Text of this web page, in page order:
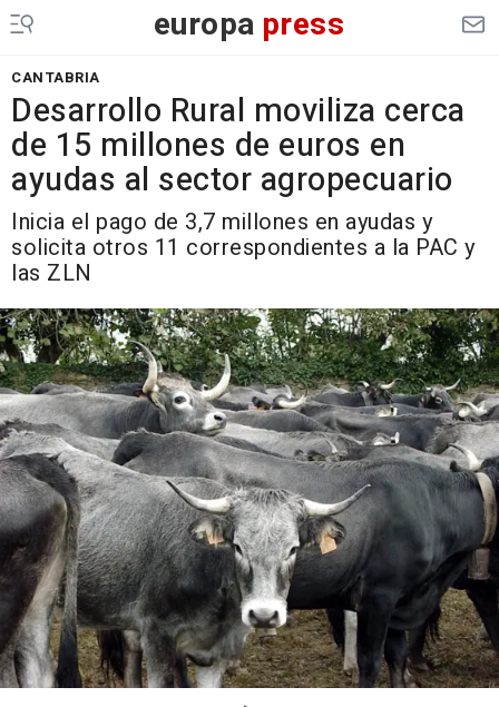
europa press
CANTABRIA
Desarrollo Rural moviliza cerca
de 15 millones de euros en
ayudas al sector agropecuario
Inicia el pago de 3,7 millones en ayudas y
solicita otros 11 correspondientes a la PAC y
las ZLN